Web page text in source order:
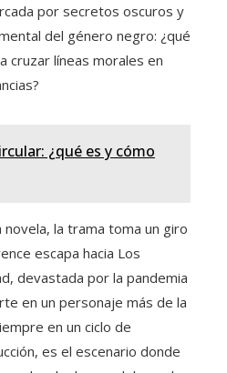
por secretos oscuros y
del género negro: ¿qué
cruzar líneas morales en
¿qué es y cómo
novela, la trama toma un giro
escapa hacia Los
devastada por la pandemia
en un personaje más de la
en un ciclo de
es el escenario donde